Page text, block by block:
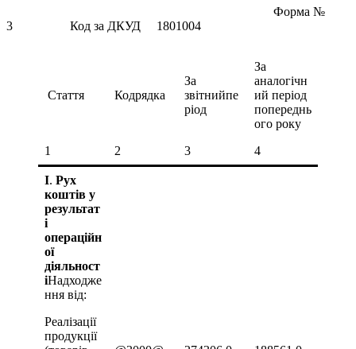
Форма №
3 Код за ДКУД 1801004
Стаття Кодрядка
За
звітнийпе
ріод
За
аналогічн
ий період
попереднь
ого року
1
2 3 4
І. Рух
коштів у
результат
і
операційн
ої
діяльност
іНадходже
ння від:
Реалізації
продукції